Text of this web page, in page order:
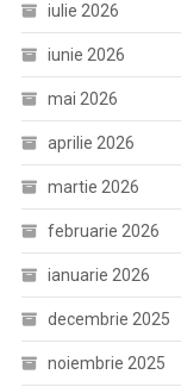
iulie 2026
iunie 2026
mai 2026
aprilie 2026
martie 2026
februarie 2026
ianuarie 2026
decembrie 2025
noiembrie 2025